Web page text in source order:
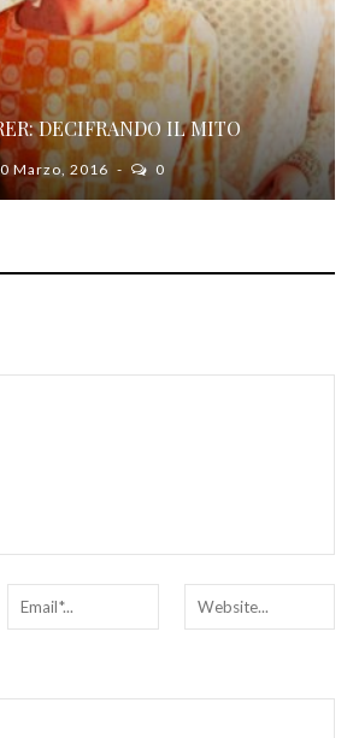
DECIFRANDO IL MITO
Marzo, 2016 0